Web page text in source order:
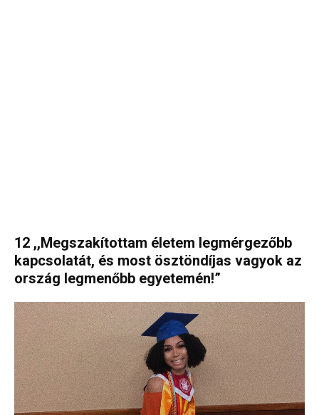
12 ,,Megszakítottam életem legmérgezőbb
kapcsolatát, és most ösztöndíjas vagyok az
ország legmenőbb egyetemén!”